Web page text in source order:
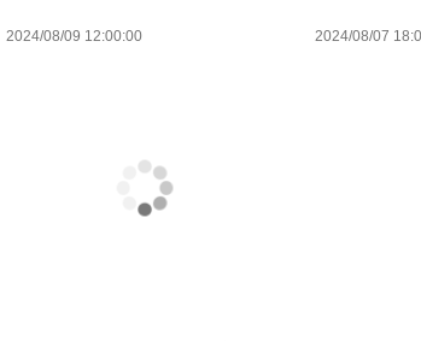
2024/08/09 12:00:00 2024/08/07